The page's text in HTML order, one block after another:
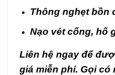
Thông nghẹt bồn
Nạo vét cống, hố
Liên hệ ngay để
giá miễn phí. Gọi có